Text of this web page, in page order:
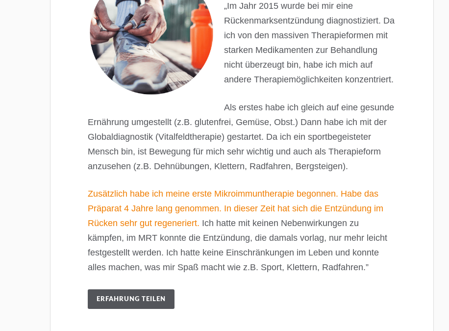
„Im Jahr 2015 wurde bei mir eine
Rückenmarksentzündung diagnostiziert. Da
ich von den massiven Therapieformen mit
starken Medikamenten zur Behandlung
nicht überzeugt bin, habe ich mich auf
andere Therapiemöglichkeiten konzentriert.
Als erstes habe ich gleich auf eine gesunde
Ernährung umgestellt (z.B. glutenfrei, Gemüse, Obst.) Dann habe ich mit der
Globaldiagnostik (Vitalfeldtherapie) gestartet. Da ich ein sportbegeisteter
Mensch bin, ist Bewegung für mich sehr wichtig und auch als Therapieform
anzusehen (z.B. Dehnübungen, Klettern, Radfahren, Bergsteigen).
Zusätzlich habe ich meine erste Mikroimmuntherapie begonnen. Habe das
Präparat 4 Jahre lang genommen. In dieser Zeit hat sich die Entzündung im
Rücken sehr gut regeneriert. Ich hatte mit keinen Nebenwirkungen zu
kämpfen, im MRT konnte die Entzündung, die damals vorlag, nur mehr leicht
festgestellt werden. Ich hatte keine Einschränkungen im Leben und konnte
alles machen, was mir Spaß macht wie z.B. Sport, Klettern, Radfahren.”
ERFAHRUNG TEILEN